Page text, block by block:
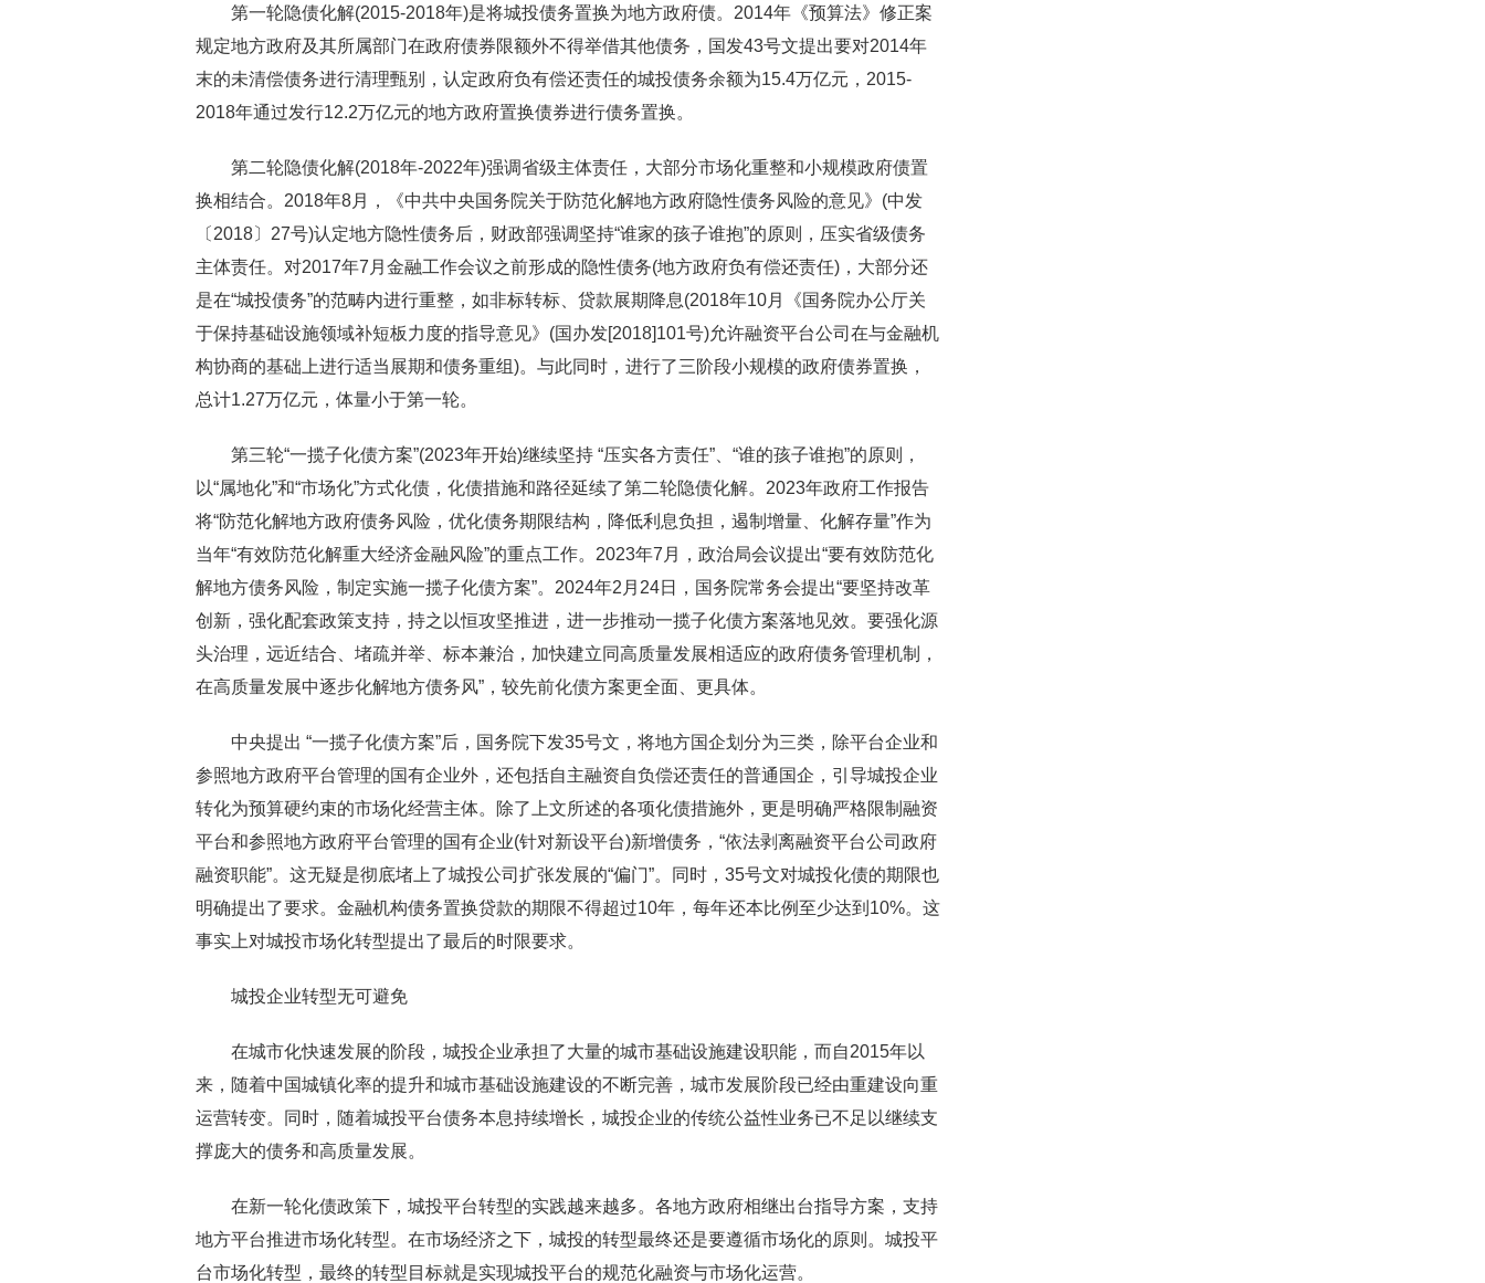
第一轮隐债化解(2015-2018年)是将城投债务置换为地方政府债。2014年《预算法》修正案
规定地方政府及其所属部门在政府债券限额外不得举借其他债务，国发43号文提出要对2014年
末的未清偿债务进行清理甄别，认定政府负有偿还责任的城投债务余额为15.4万亿元，2015-
2018年通过发行12.2万亿元的地方政府置换债券进行债务置换。
第二轮隐债化解(2018年-2022年)强调省级主体责任，大部分市场化重整和小规模政府债置
换相结合。2018年8月，《中共中央国务院关于防范化解地方政府隐性债务风险的意见》(中发
〔2018〕27号)认定地方隐性债务后，财政部强调坚持“谁家的孩子谁抱”的原则，压实省级债务
主体责任。对2017年7月金融工作会议之前形成的隐性债务(地方政府负有偿还责任)，大部分还
是在“城投债务”的范畴内进行重整，如非标转标、贷款展期降息(2018年10月《国务院办公厅关
于保持基础设施领域补短板力度的指导意见》(国办发[2018]101号)允许融资平台公司在与金融机
构协商的基础上进行适当展期和债务重组)。与此同时，进行了三阶段小规模的政府债券置换，
总计1.27万亿元，体量小于第一轮。
第三轮“一揽子化债方案”(2023年开始)继续坚持 “压实各方责任”、“谁的孩子谁抱”的原则，
以“属地化”和“市场化”方式化债，化债措施和路径延续了第二轮隐债化解。2023年政府工作报告
将“防范化解地方政府债务风险，优化债务期限结构，降低利息负担，遏制增量、化解存量”作为
当年“有效防范化解重大经济金融风险”的重点工作。2023年7月，政治局会议提出“要有效防范化
解地方债务风险，制定实施一揽子化债方案”。2024年2月24日，国务院常务会提出“要坚持改革
创新，强化配套政策支持，持之以恒攻坚推进，进一步推动一揽子化债方案落地见效。要强化源
头治理，远近结合、堵疏并举、标本兼治，加快建立同高质量发展相适应的政府债务管理机制，
在高质量发展中逐步化解地方债务风”，较先前化债方案更全面、更具体。
中央提出 “一揽子化债方案”后，国务院下发35号文，将地方国企划分为三类，除平台企业和
参照地方政府平台管理的国有企业外，还包括自主融资自负偿还责任的普通国企，引导城投企业
转化为预算硬约束的市场化经营主体。除了上文所述的各项化债措施外，更是明确严格限制融资
平台和参照地方政府平台管理的国有企业(针对新设平台)新增债务，“依法剥离融资平台公司政府
融资职能”。这无疑是彻底堵上了城投公司扩张发展的“偏门”。同时，35号文对城投化债的期限也
明确提出了要求。金融机构债务置换贷款的期限不得超过10年，每年还本比例至少达到10%。这
事实上对城投市场化转型提出了最后的时限要求。
城投企业转型无可避免
在城市化快速发展的阶段，城投企业承担了大量的城市基础设施建设职能，而自2015年以
来，随着中国城镇化率的提升和城市基础设施建设的不断完善，城市发展阶段已经由重建设向重
运营转变。同时，随着城投平台债务本息持续增长，城投企业的传统公益性业务已不足以继续支
撑庞大的债务和高质量发展。
在新一轮化债政策下，城投平台转型的实践越来越多。各地方政府相继出台指导方案，支持
地方平台推进市场化转型。在市场经济之下，城投的转型最终还是要遵循市场化的原则。城投平
台市场化转型，最终的转型目标就是实现城投平台的规范化融资与市场化运营。